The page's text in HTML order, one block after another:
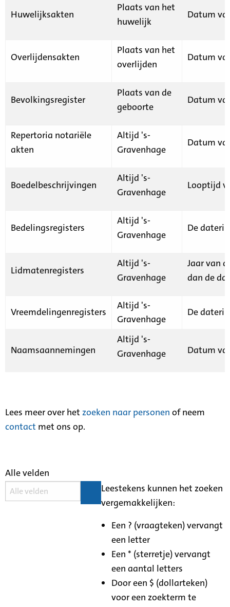
Huwelijksakten
Plaats van het
huwelijk
Datum
Overlijdensakten
Plaats van het
overlijden
Datum
Bevolkingsregister
Plaats van de
geboorte
Datum
Repertoria notariële
akten
Altijd 's-
Gravenhage
Datum
Boedelbeschrijvingen
Altijd 's-
Gravenhage
Looptijd
Bedelingsregisters
Altijd 's-
Gravenhage
De
Lidmatenregisters
Altijd 's-
Gravenhage
Jaar van
dan de
Vreemdelingenregisters
Altijd 's-
Gravenhage
De
Naamsaannemingen
Altijd 's-
Gravenhage
Datum
Lees meer over het zoeken naar personen of neem
contact met ons op.
Alle velden
Leestekens kunnen het zoeken
vergemakkelijken:
Een ? (vraagteken) vervangt
een letter
Een * (sterretje) vervangt
een aantal letters
Door een $ (dollarteken)
voor een zoekterm te